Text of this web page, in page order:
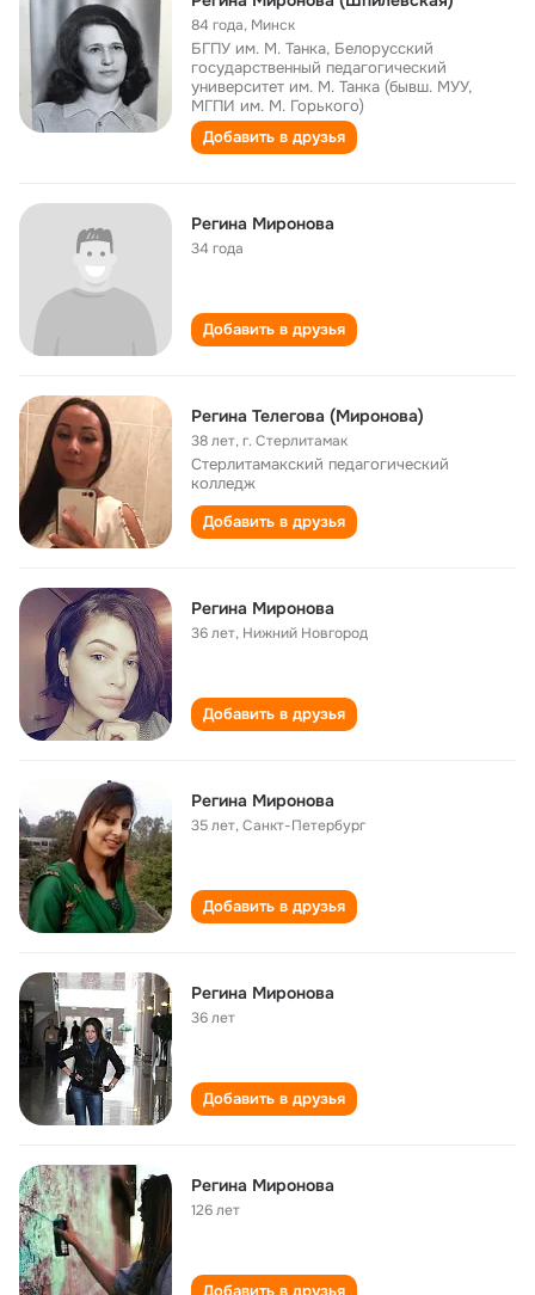
84 года, Минск
БГПУ им. М. Танка, Белорусский
государственный педагогический
университет им. М. Танка (бывш. МУУ,
МГПИ им. М. Горького)
Добавить в друзья
Регина Миронова
34 года
Добавить в друзья
Регина Телегова (Миронова)
38 лет,г. Стерлитамак
Стерлитамакский педагогический
колледж
Добавить в друзья
Регина Миронова
36 лет, Нижний Новгород
Добавить в друзья
Регина Миронова
35 лет,Санкт-Петербург
Добавить в друзья
Регина Миронова
36 лет
Добавить в друзья
Регина Миронова
126 лет
Добавить в друзья